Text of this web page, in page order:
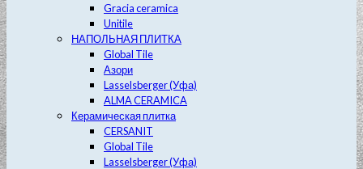
Gracia ceramica
Unitile
НАПОЛЬНАЯ ПЛИТКА
Global Tile
Азори
Lasselsberger (Уфа)
ALMA CERAMICA
Керамическая плитка
CERSANIT
Global Tile
Lasselsberger (Уфа)